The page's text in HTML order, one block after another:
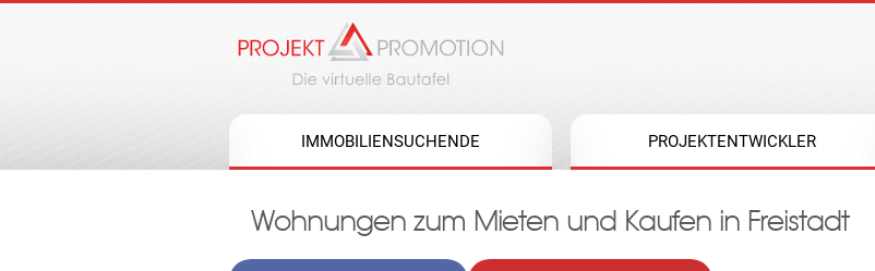
IMMOBILIENSUCHENDE PROJEKTENTWICKLER
Wohnungen zum Mieten und Kaufen in Freistadt